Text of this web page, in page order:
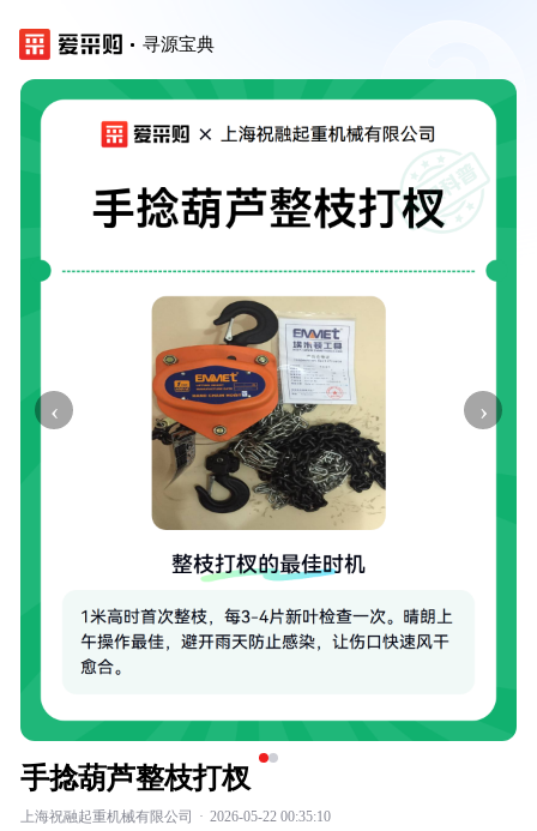
寻源宝典
‹ ›
手捻葫芦整枝打杈
上海祝融起重机械有限公司 · 2026-05-22 00:35:10